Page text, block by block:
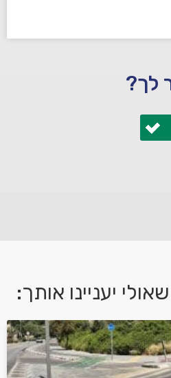
לך?
במייל ושימוש בפרטים בהתאם
יעניינו אותך: